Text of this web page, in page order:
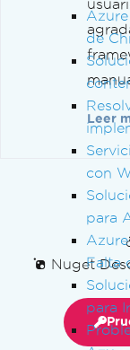
de
con
para
Falta
para
Leer
Nuget